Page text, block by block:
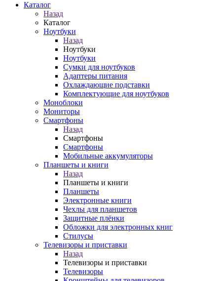
Каталог
Назад
Каталог
Ноутбуки
Назад
Ноутбуки
Ноутбуки
Сумки для ноутбуков
Адаптеры питания
Охлаждающие подставки
Комплектующие для ноутбуков
Моноблоки
Мониторы
Смартфоны
Назад
Смартфоны
Смартфоны
Мобильные аккумуляторы
Планшеты и книги
Назад
Планшеты и книги
Планшеты
Электронные книги
Чехлы для планшетов
Защитные плёнки
Обложки для электронных книг
Стилусы
Телевизоры и приставки
Назад
Телевизоры и приставки
Телевизоры